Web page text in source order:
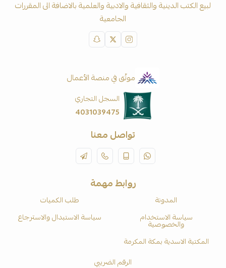
لبيع الكتب الدينية والثقافية والادبية والعلمية بالاضافة الى المقررات
الجامعية
موثّق في منصة الأعمال
السجل التجاري
4031039475
تواصل معنا
روابط مهمة
المدونة
طلب الكميات
سياسة الاستخدام
والخصوصية
سياسة الاستبدال والاسترجاع
المكتبة الاسدية بمكة المكرمة
الرقم الضريبي